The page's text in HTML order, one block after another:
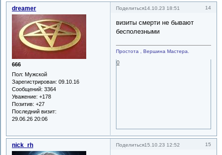
Поделиться 14
14.10.23 18:51
dreamer
666
Пол: Мужской
Зарегистрирован: 09.10.16
Сообщений: 3364
Уважение: +178
Позитив: +27
Последний визит:
29.06.26 20:06
визиты смерти не бывают
бесполезными
Простота , Вершина Мастера.
0
Поделиться 15
15.10.23 12:52
nick_rh